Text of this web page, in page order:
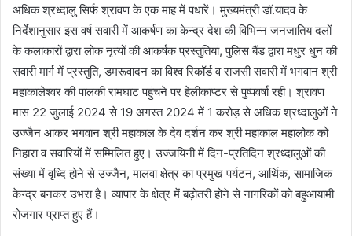
अधिक श्रध्दालु सिर्फ श्रावण के एक माह में पधारें। मुख्यमंत्री डॉ.यादव के
निर्देशानुसार इस वर्ष सवारी में आकर्षण का केन्द्र देश की विभिन्न जनजातिय दलों
के कलाकारों द्वारा लोक नृत्यों की आकर्षक प्रस्तुतियां, पुलिस बैंड द्वारा मधुर धुन की
सवारी मार्ग में प्रस्तुति, डमरूवादन का विश्व रिकॉर्ड व राजसी सवारी में भगवान श्री
महाकालेश्वर की पालकी रामघाट पहुंचने पर हेलीकाप्टर से पुष्पवर्षा रही। श्रावण
मास 22 जुलाई 2024 से 19 अगस्त 2024 में 1 करोड़ से अधिक श्रध्दालुओं ने
उज्जैन आकर भगवान श्री महाकाल के देव दर्शन कर श्री महाकाल महालोक को
निहारा व सवारियों में सम्मिलित हुए। उज्जयिनी में दिन-प्रतिदिन श्रध्दालुओं की
संख्या में वृध्दि होने से उज्जैन, मालवा क्षेत्र का प्रमुख पर्यटन, आर्थिक, सामाजिक
केन्द्र बनकर उभरा है। व्यापार के क्षेत्र में बढ़ोतरी होने से नागरिकों को बहुआयामी
रोजगार प्राप्त हुए हैं।